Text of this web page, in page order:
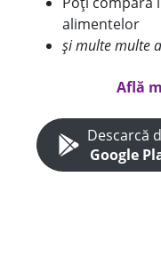
alimentelor
și multe multe
Află
Descarcă
Google